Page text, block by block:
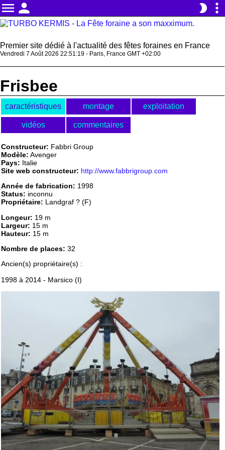
menu person brightness_2 more_vert
Premier site dédié à l'actualité des fêtes foraines en France
Vendredi 7 Août 2026 22:51:19 - Paris, France GMT +02:00
Frisbee
caractéristiques montage exploitation
vidéos commentaires
Constructeur: Fabbri Group
Modèle: Avenger
Pays: Italie
Site web constructeur: http://www.fabbrigroup.com
Année de fabrication: 1998
Status: inconnu
Propriétaire: Landgraf ? (F)
Longeur: 19 m
Largeur: 15 m
Hauteur: 15 m
Nombre de places: 32
Ancien(s) propriétaire(s) :
1998 à 2014 - Marsico (I)